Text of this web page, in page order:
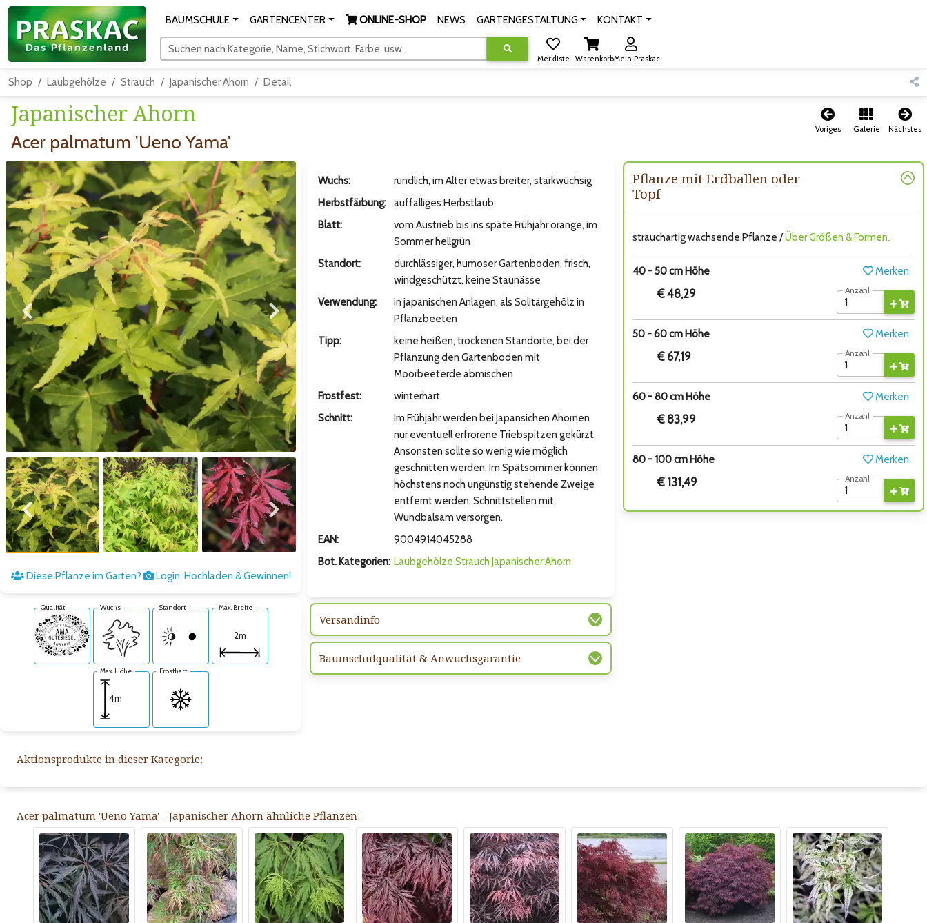
BAUMSCHULE GARTENCENTER ONLINE-SHOP NEWS GARTENGESTALTUNG KONTAKT
Suchen nach Kategorie, Name, Stichwort, Farbe, usw.
Merkliste WarenkorbMein Praskac
Shop Laubgehölze Strauch Japanischer Ahorn Detail
Japanischer Ahorn
Acer palmatum 'Ueno Yama'
Voriges Galerie Nächstes
Zum vorigen Bild Zum nächsten Bild
Zum vorigen Bild Zum nächsten Bild
Diese Pflanze im Garten? Login, Hochladen & Gewinnen!
Qualität Wuchs Standort Max. Breite
2m
Max. Höhe
4m
Frosthart
Pflanze mit Erdballen oder
Topf
strauchartig wachsende Pflanze /Über Größen & Formen.
40 - 50 cm Höhe Merken
€ 48,29 Anzahl
50 - 60 cm Höhe Merken
€ 67,19 Anzahl
60 - 80 cm Höhe Merken
€ 83,99 Anzahl
80 - 100 cm Höhe Merken
€ 131,49 Anzahl
Wuchs:
rundlich, im Alter etwas breiter, starkwüchsig
Herbstfärbung:
auffälliges Herbstlaub
Blatt:
vom Austrieb bis ins späte Frühjahr orange, im
Sommer hellgrün
Standort:
durchlässiger, humoser Gartenboden, frisch,
windgeschützt, keine Staunässe
Verwendung:
in japanischen Anlagen, als Solitärgehölz in
Pflanzbeeten
Tipp:
keine heißen, trockenen Standorte, bei der
Pflanzung den Gartenboden mit
Moorbeeterde abmischen
Frostfest:
winterhart
Schnitt:
Im Frühjahr werden bei Japansichen Ahornen
nur eventuell erfrorene Triebspitzen gekürzt.
Ansonsten sollte so wenig wie möglich
geschnitten werden. Im Spätsommer können
höchstens noch ungünstig stehende Zweige
entfernt werden. Schnittstellen mit
Wundbalsam versorgen.
EAN:
9004914045288
Bot. Kategorien: Laubgehölze Strauch Japanischer Ahorn
Versandinfo
Baumschulqualität & Anwuchsgarantie
Aktionsprodukte in dieser Kategorie:
Acer palmatum 'Ueno Yama' - Japanischer Ahorn ähnliche Pflanzen: